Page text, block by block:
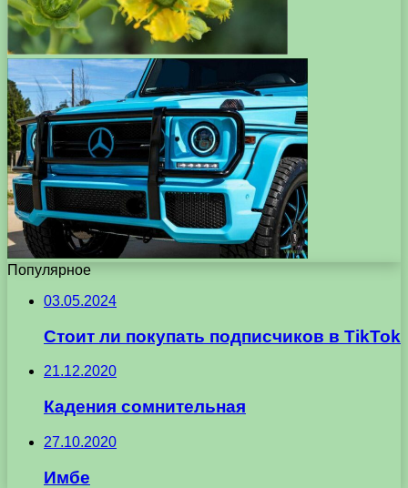
Популярное
03.05.2024
Стоит ли покупать подписчиков в TikTok
21.12.2020
Кадения сомнительная
27.10.2020
Имбе